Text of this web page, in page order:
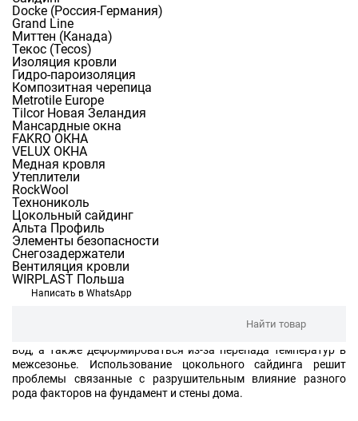
Написать в WhatsApp
Docke (Россия-Германия)
Grand Line
Миттен (Канада)
Текос (Tecos)
Изоляция кровли
Гидро-пароизоляция
Композитная черепица
Metrotile Europe
Tilcor Новая Зеландия
Мансардные окна
FAKRO ОКНА
VELUX ОКНА
Медная кровля
Утеплители
RockWool
Технониколь
Цокольный сайдинг
Альта Профиль
Элементы безопасности
Снегозадержатели
Вентиляция кровли
WIRPLAST Польша
Цокольный сайдингпредназначен для отделки фасадных
частей здания. Его основные функции это защита фасадных
поверхностей и эстетичное восприятие данной конструкции
здания. В Североамериканском регионе использование
сайдинга в том числе и цокольного для большого количества
частных домостроений имеет очень богатую историю.
Использование цокольного сайдинга в облицовке стен
строений способна решить определенные архитектурные
задачи. Облицовочные панели изготавливаются из ПВХ, но
имеют специальное покрытие которое не просто защищает на
и имитирует отделку в частности природным камнем.
Для чего нужен цокольный сайдинг.
Данный отделочный материал
функцию защищая уязвимые места в фасадах. Фундамент
вод, а также деформироваться из-за перепада температур в
межсезонье. Использование цокольного сайдинга решит
проблемы связанные с разрушительным влияние разного
рода факторов на фундамент и стены дома.